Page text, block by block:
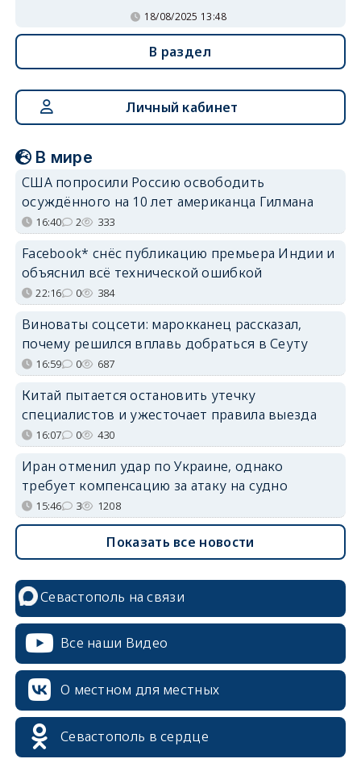
18/08/2025 13:48
В раздел
Личный кабинет
В мире
США попросили Россию освободить
осуждённого на 10 лет американца Гилмана
16:40 2 333
Facebook* снёс публикацию премьера Индии и
объяснил всё технической ошибкой
22:16 0 384
Виноваты соцсети: марокканец рассказал,
почему решился вплавь добраться в Сеуту
16:59 0 687
Китай пытается остановить утечку
специалистов и ужесточает правила выезда
16:07 0 430
Иран отменил удар по Украине, однако
требует компенсацию за атаку на судно
15:46 3 1208
Показать все новости
Севастополь на связи
Все наши Видео
О местном для местных
Севастополь в сердце